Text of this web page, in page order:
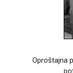
Oproštajna